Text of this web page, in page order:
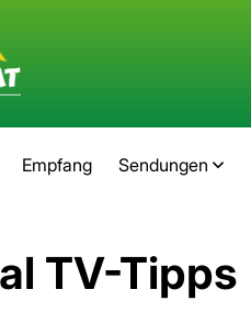
Empfang Sendungen
TV-Tipps